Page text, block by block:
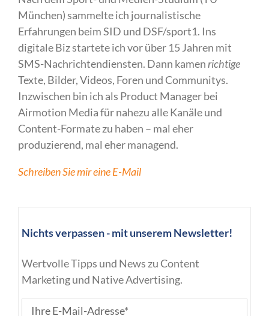
München) sammelte ich journalistische
Erfahrungen beim SID und DSF/sport1. Ins
digitale Biz startete ich vor über 15 Jahren mit
SMS-Nachrichtendiensten. Dann kamenrichtige
Texte, Bilder, Videos, Foren und Communitys.
Inzwischen bin ich als Product Manager bei
Airmotion Media für nahezu alle Kanäle und
Content-Formate zu haben – mal eher
produzierend, mal eher managend.
Schreiben Sie mir eine E-Mail
Nichts verpassen - mit unserem Newsletter!
Wertvolle Tipps und News zu Content
Marketing und Native Advertising.